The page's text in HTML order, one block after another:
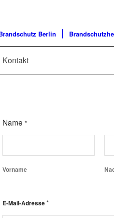
Berlin
Kontakt
Name *
Vorname
E-Mail-Adresse*